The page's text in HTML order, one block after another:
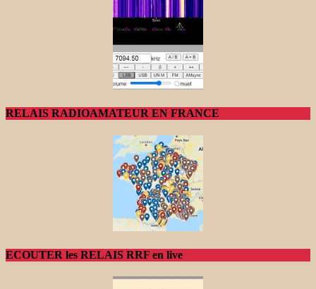
RELAIS RADIOAMATEUR EN FRANCE
ECOUTER les RELAIS RRF en live